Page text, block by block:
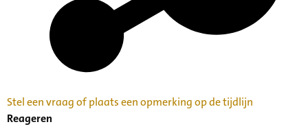
Stel een vraag of plaats een opmerking op de tijdlijn
Reageren